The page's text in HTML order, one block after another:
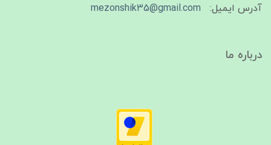
آدرس ایمیل:
mezonshik35@gmail.com
درباره ما